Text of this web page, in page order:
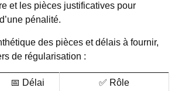
et les pièces justificatives pour
pénalité.
des pièces et délais à fournir,
de régularisation :
📅 Délai
✅ Rôle